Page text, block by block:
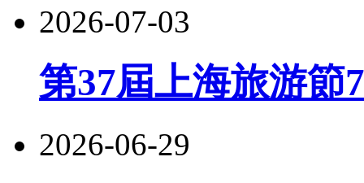
2026-07-03
第37屆上海旅游節
2026-06-29